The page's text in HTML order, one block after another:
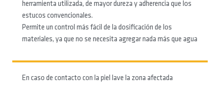
herramienta utilizada, de mayor dureza y adherencia que los
estucos convencionales.
Permite un control más fácil de la dosificación de los
materiales, ya que no se necesita agregar nada más que agua
En caso de contacto con la piel lave la zona afectada